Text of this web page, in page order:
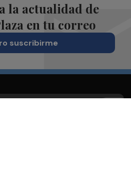
la actualidad de
en tu correo
suscribirme